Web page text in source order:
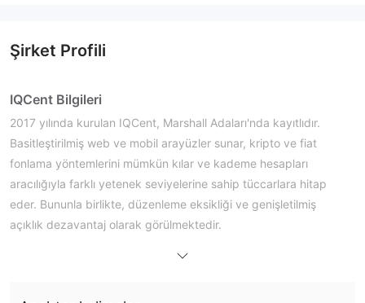
Şirket Profili
IQCent Bilgileri
2017 yılında kurulan IQCent, Marshall Adaları'nda kayıtlıdır.
Basitleştirilmiş web ve mobil arayüzler sunar, kripto ve fiat
fonlama yöntemlerini mümkün kılar ve kademe hesapları
aracılığıyla farklı yetenek seviyelerine sahip tüccarlara hitap
eder. Bununla birlikte, düzenleme eksikliği ve genişletilmiş
açıklık dezavantaj olarak görülmektedir.
IQCent Güvenilir mi?